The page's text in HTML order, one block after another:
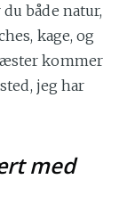
både natur,
kage, og
kommer
jeg har
med